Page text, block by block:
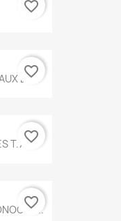
favorite_border
ET...
favorite_border
T.787
favorite_border
favorite_border